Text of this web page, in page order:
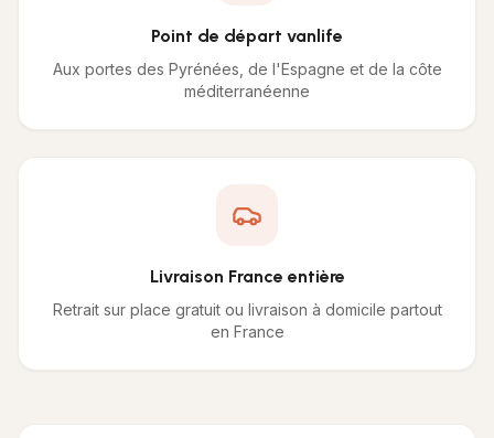
Point de départ vanlife
Aux portes des Pyrénées, de l'Espagne et de la côte
méditerranéenne
Livraison France entière
Retrait sur place gratuit ou livraison à domicile partout
en France